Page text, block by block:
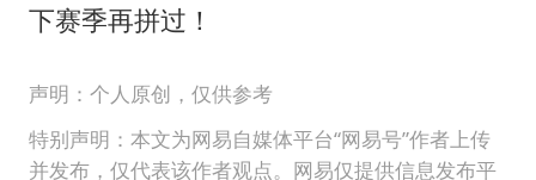
下赛季再拼过！
声明：个人原创，仅供参考
特别声明：本文为网易自媒体平台“网易号”作者上传
并发布，仅代表该作者观点。网易仅提供信息发布平